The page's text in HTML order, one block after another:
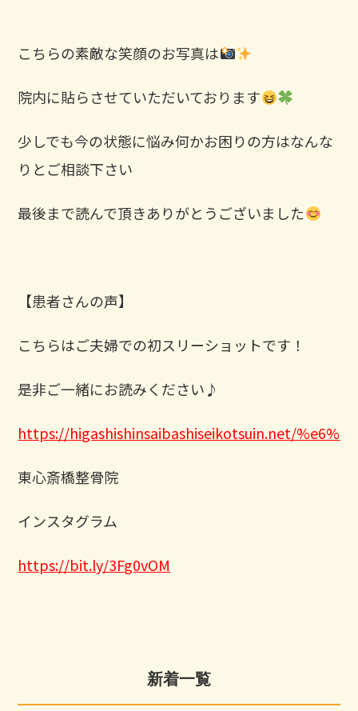
こちらの素敵な笑顔のお写真は
院内に貼らさせていただいております
少しでも今の状態に悩み何かお困りの方はなんな
りとご相談下さい
最後まで読んで頂きありがとうございました
【患者さんの声】
こちらはご夫婦での初スリーショットです！
是非ご一緒にお読みください♪
https://higashishinsaibashiseikotsuin.net/
東心斎橋整骨院
インスタグラム
https://bit.ly/3Fg0vOM
新着一覧